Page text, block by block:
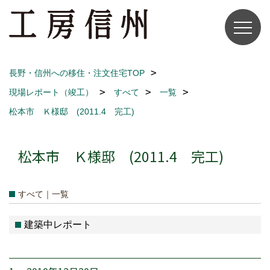
長野・信州への移住・注文住宅TOP
現場レポート（竣工）
すべて
一覧
松本市 Ｋ様邸 (2011.4 完工)
松本市 Ｋ様邸 (2011.4 完工)
すべて｜一覧
建築中レポート